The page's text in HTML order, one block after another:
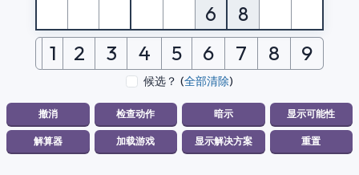
6
8
1 2 3 4 5 6 7 8 9
候选？ (全部清除)